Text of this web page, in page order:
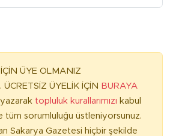
ÜYE OLMANIZ
ÜYELİK İÇİN BURAYA
topluluk kurallarımızı kabul
tüm sorumluluğu üstleniyorsunuz.
Sakarya Gazetesi hiçbir şekilde